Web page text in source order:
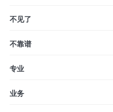
不见了
不靠谱
专业
业务